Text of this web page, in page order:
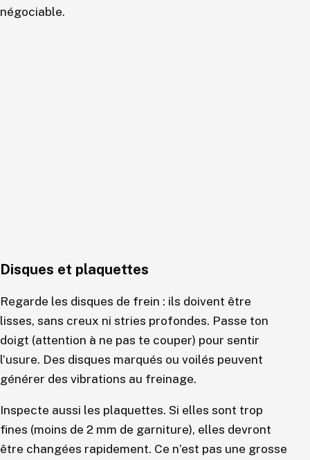
négociable.
Disques et plaquettes
Regarde les disques de frein : ils doivent être
lisses, sans creux ni stries profondes. Passe ton
doigt (attention à ne pas te couper) pour sentir
l’usure. Des disques marqués ou voilés peuvent
générer des vibrations au freinage.
Inspecte aussi les plaquettes. Si elles sont trop
fines (moins de 2 mm de garniture), elles devront
être changées rapidement. Ce n’est pas une grosse